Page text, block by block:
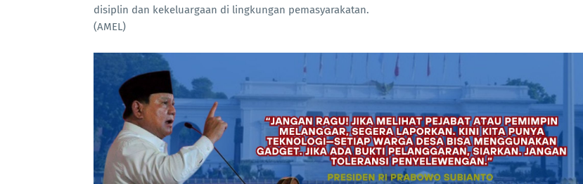
disiplin dan kekeluargaan di lingkungan pemasyarakatan.
(AMEL)